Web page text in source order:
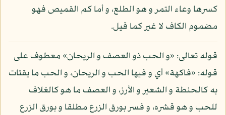
كسرها وعاء التمر و هو الطلع، و أما كم القميص فهو
مضموم الكاف لا غير كما قيل.
قوله تعالى: «و الحب ذو العصف و الريحان» معطوف على
قوله: «فاكهة» أي و فيها الحب و الريحان، و الحب ما يقتات
به كالحنطة و الشعير و الأرز، و العصف ما هو كالغلاف
للحب و هو قشره، و فسر بورق الزرع مطلقا و بورق الزرع